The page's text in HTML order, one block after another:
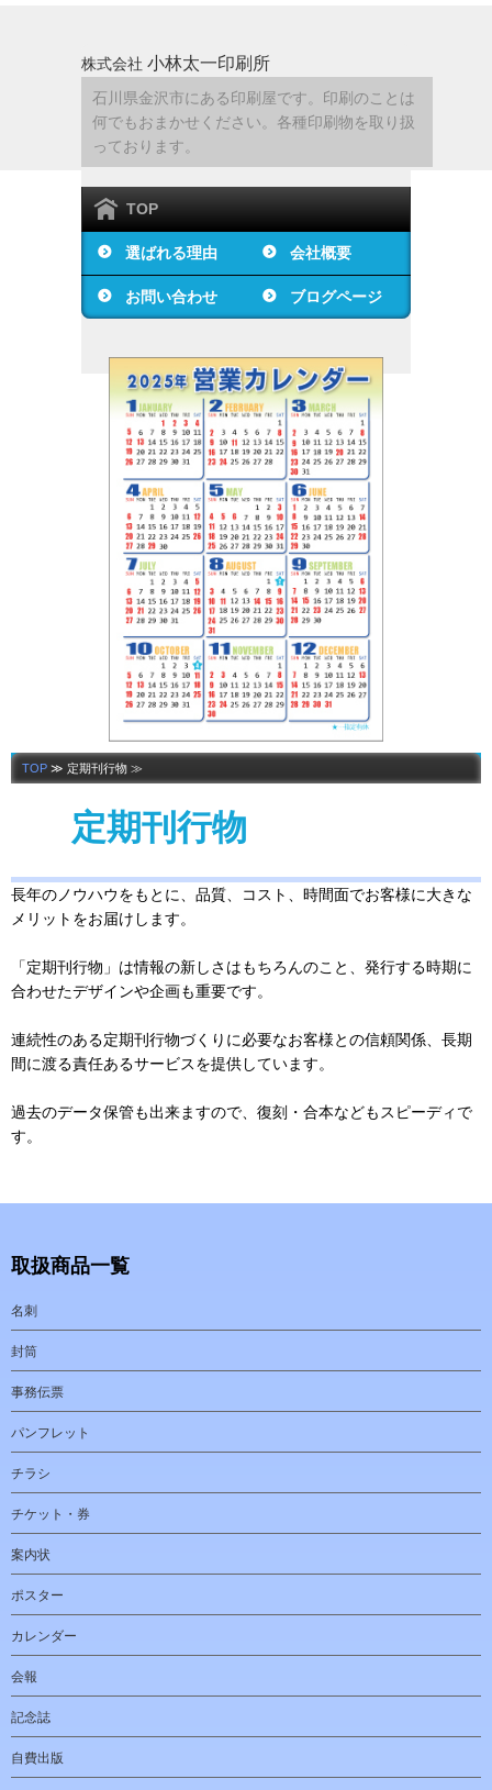
株式会社 小林太一印刷所
石川県金沢市にある印刷屋です。印刷のことは
何でもおまかせください。各種印刷物を取り扱
っております。
TOP
選ばれる理由 会社概要
お問い合わせ ブログページ
TOP ≫ 定期刊行物 ≫
定期刊行物
長年のノウハウをもとに、品質、コスト、時間面でお客様に大きな
メリットをお届けします。
「定期刊行物」は情報の新しさはもちろんのこと、発行する時期に
合わせたデザインや企画も重要です。
連続性のある定期刊行物づくりに必要なお客様との信頼関係、長期
間に渡る責任あるサービスを提供しています。
過去のデータ保管も出来ますので、復刻・合本などもスピーディで
す。
取扱商品一覧
名刺
封筒
事務伝票
パンフレット
チラシ
チケット・券
案内状
ポスター
カレンダー
会報
記念誌
自費出版